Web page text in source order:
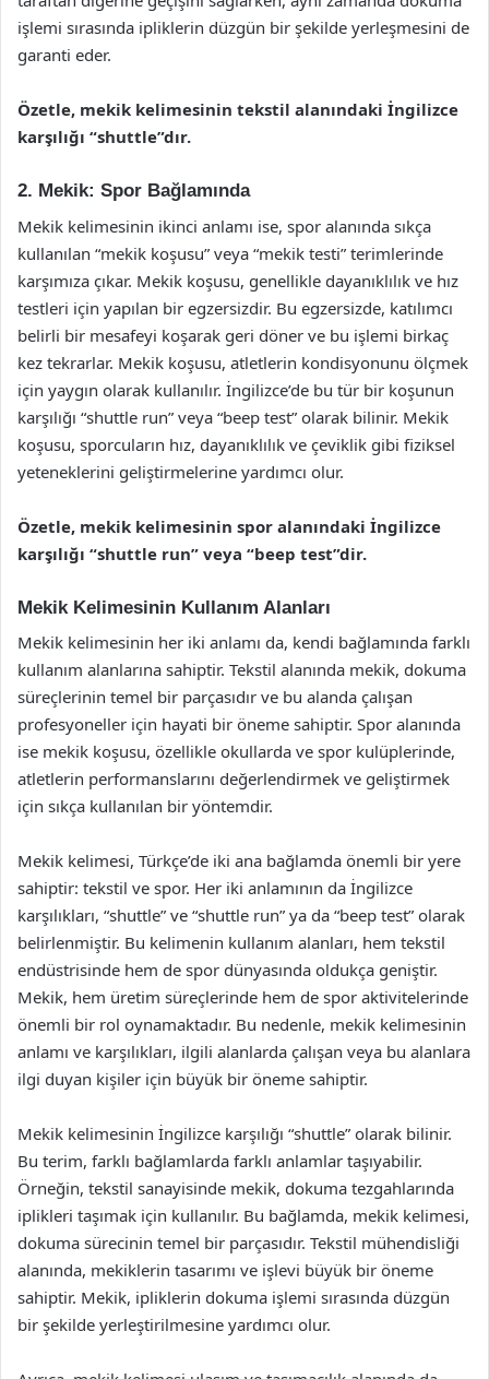
işlemi sırasında ipliklerin düzgün bir şekilde yerleşmesini de
garanti eder.
Özetle, mekik kelimesinin tekstil alanındaki İngilizce
karşılığı “shuttle”dır.
2. Mekik: Spor Bağlamında
Mekik kelimesinin ikinci anlamı ise, spor alanında sıkça
kullanılan “mekik koşusu” veya “mekik testi” terimlerinde
karşımıza çıkar. Mekik koşusu, genellikle dayanıklılık ve hız
testleri için yapılan bir egzersizdir. Bu egzersizde, katılımcı
belirli bir mesafeyi koşarak geri döner ve bu işlemi birkaç
kez tekrarlar. Mekik koşusu, atletlerin kondisyonunu ölçmek
için yaygın olarak kullanılır. İngilizce’de bu tür bir koşunun
karşılığı “shuttle run” veya “beep test” olarak bilinir. Mekik
koşusu, sporcuların hız, dayanıklılık ve çeviklik gibi fiziksel
yeteneklerini geliştirmelerine yardımcı olur.
Özetle, mekik kelimesinin spor alanındaki İngilizce
karşılığı “shuttle run” veya “beep test”dir.
Mekik Kelimesinin Kullanım Alanları
Mekik kelimesinin her iki anlamı da, kendi bağlamında farklı
kullanım alanlarına sahiptir. Tekstil alanında mekik, dokuma
süreçlerinin temel bir parçasıdır ve bu alanda çalışan
profesyoneller için hayati bir öneme sahiptir. Spor alanında
ise mekik koşusu, özellikle okullarda ve spor kulüplerinde,
atletlerin performanslarını değerlendirmek ve geliştirmek
için sıkça kullanılan bir yöntemdir.
Mekik kelimesi, Türkçe’de iki ana bağlamda önemli bir yere
sahiptir: tekstil ve spor. Her iki anlamının da İngilizce
karşılıkları, “shuttle” ve “shuttle run” ya da “beep test” olarak
belirlenmiştir. Bu kelimenin kullanım alanları, hem tekstil
endüstrisinde hem de spor dünyasında oldukça geniştir.
Mekik, hem üretim süreçlerinde hem de spor aktivitelerinde
önemli bir rol oynamaktadır. Bu nedenle, mekik kelimesinin
anlamı ve karşılıkları, ilgili alanlarda çalışan veya bu alanlara
ilgi duyan kişiler için büyük bir öneme sahiptir.
Mekik kelimesinin İngilizce karşılığı “shuttle” olarak bilinir.
Bu terim, farklı bağlamlarda farklı anlamlar taşıyabilir.
Örneğin, tekstil sanayisinde mekik, dokuma tezgahlarında
iplikleri taşımak için kullanılır. Bu bağlamda, mekik kelimesi,
dokuma sürecinin temel bir parçasıdır. Tekstil mühendisliği
alanında, mekiklerin tasarımı ve işlevi büyük bir öneme
sahiptir. Mekik, ipliklerin dokuma işlemi sırasında düzgün
bir şekilde yerleştirilmesine yardımcı olur.